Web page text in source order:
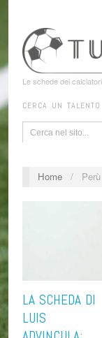
Le schede dei
CERCA UN TALENTO
Home / Perù
LA SCHEDA DI
LUIS